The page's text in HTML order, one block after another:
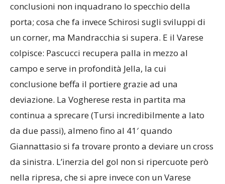
conclusioni non inquadrano lo specchio della
porta; cosa che fa invece Schirosi sugli sviluppi di
un corner, ma Mandracchia si supera. E il Varese
colpisce: Pascucci recupera palla in mezzo al
campo e serve in profondità Jella, la cui
conclusione beffa il portiere grazie ad una
deviazione. La Vogherese resta in partita ma
continua a sprecare (Tursi incredibilmente a lato
da due passi), almeno fino al 41′ quando
Giannattasio si fa trovare pronto a deviare un cross
da sinistra. L’inerzia del gol non si ripercuote però
nella ripresa, che si apre invece con un Varese